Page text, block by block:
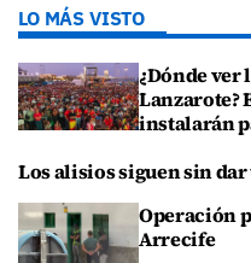
LO MÁS VISTO
¿Dónde
Lanzarote?
instalarán
Los alisios siguen sin
Operación
Arrecife